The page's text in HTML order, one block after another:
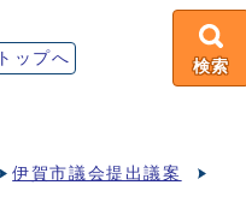
トップへ 検索
伊賀市議会提出議案